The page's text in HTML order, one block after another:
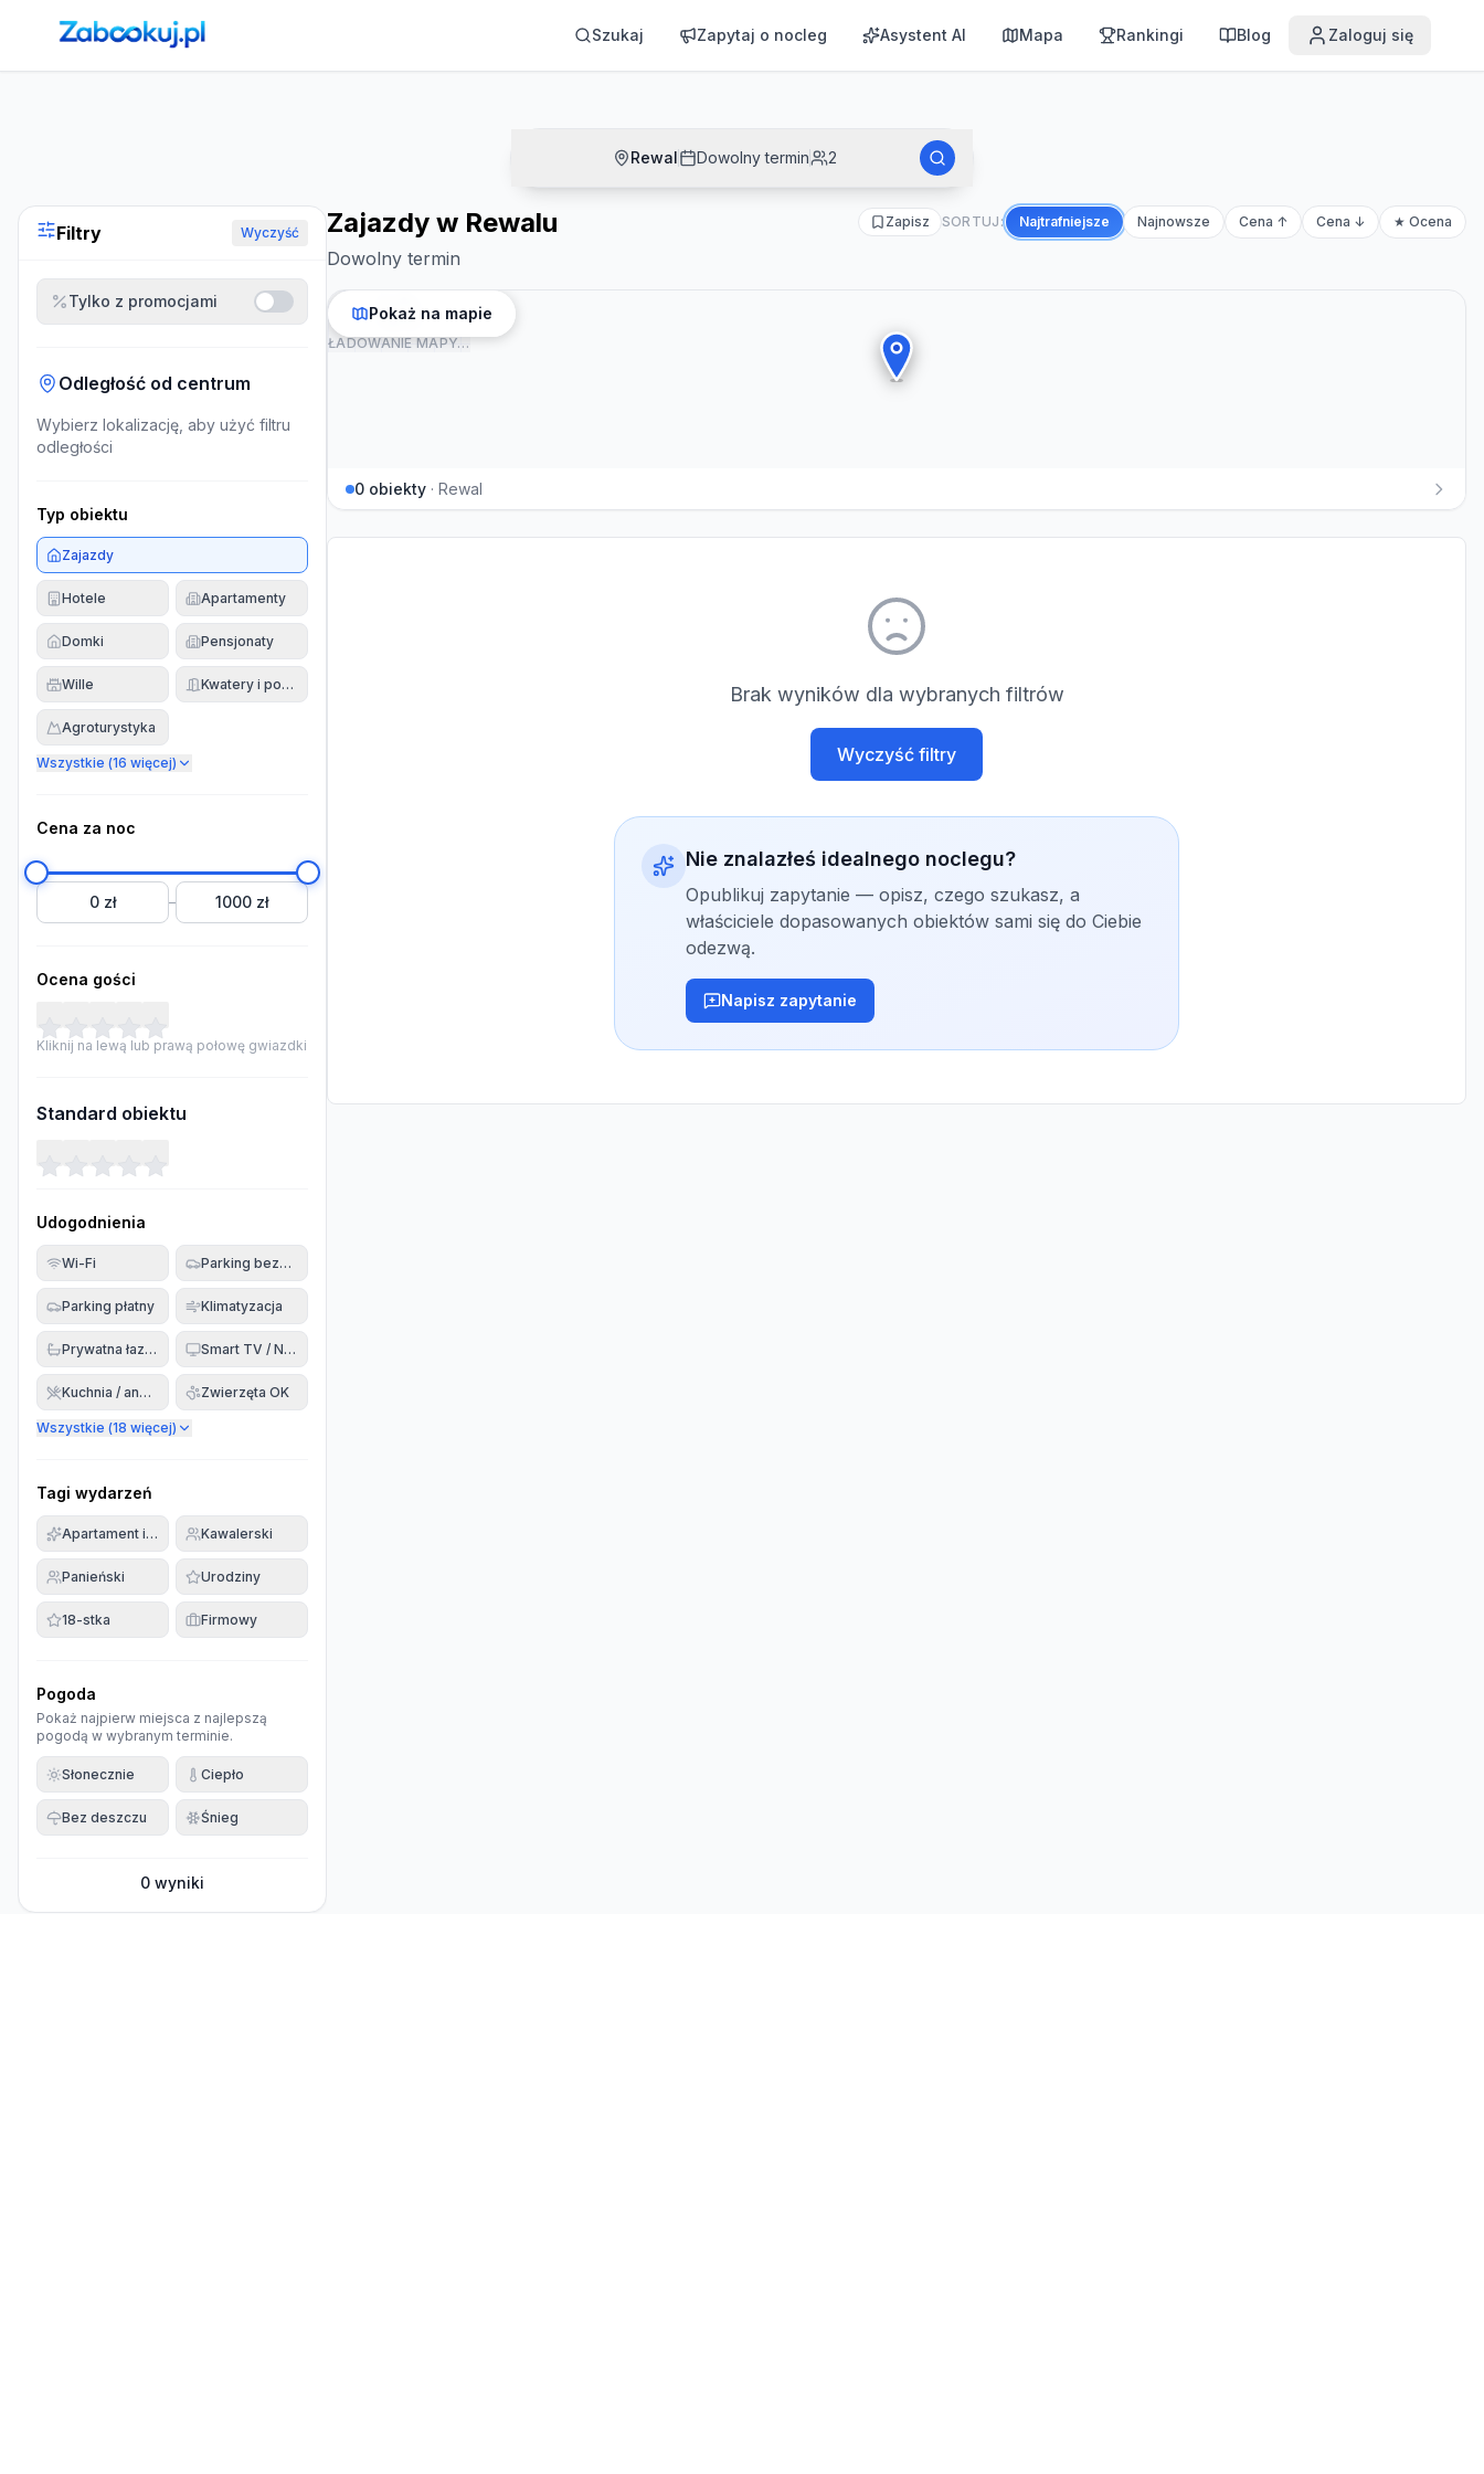
Strona główna ›Noclegi Szukaj Zapytaj o nocleg Asystent AI Mapa Rankingi Blog Zaloguj się
Rewal Dowolny termin 2
Filtry Wyczyść
Tylko z promocjami
Odległość od centrum
Wybierz lokalizację, aby użyć filtru
odległości
Typ obiektu
Zajazdy
Hotele Apartamenty
Domki Pensjonaty
Wille Kwatery i pokoje
Agroturystyka
Wszystkie (16 więcej)
Cena za noc
0 zł – 1000 zł
Ocena gości
Kliknij na lewą lub prawą połowę gwiazdki
Standard obiektu
Udogodnienia
Wi-Fi Parking bezpłatny
Parking płatny Klimatyzacja
Prywatna łazienka Smart TV / Netflix
Kuchnia / aneks Zwierzęta OK
Wszystkie (18 więcej)
Tagi wydarzeń
Apartament imprezowyKawalerski
Panieński Urodziny
18-stka Firmowy
Pogoda
Pokaż najpierw miejsca z najlepszą
pogodą w wybranym terminie.
Słonecznie Ciepło
Bez deszczu Śnieg
0 wyniki
Zajazdy w Rewalu
Dowolny termin
Zapisz SORTUJ: Najtrafniejsze Najnowsze Cena ↑ Cena ↓ ★ Ocena
ŁADOWANIE MAPY…
Pokaż na mapie
0 obiekty · Rewal
Brak wyników dla wybranych filtrów
Wyczyść filtry
Nie znalazłeś idealnego noclegu?
Opublikuj zapytanie — opisz, czego szukasz, a
właściciele dopasowanych obiektów sami się do Ciebie
odezwą.
Napisz zapytanie